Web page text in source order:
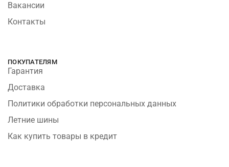
Вакансии
Контакты
ПОКУПАТЕЛЯМ
Гарантия
Доставка
Политики обработки персональных данных
Летние шины
Как купить товары в кредит